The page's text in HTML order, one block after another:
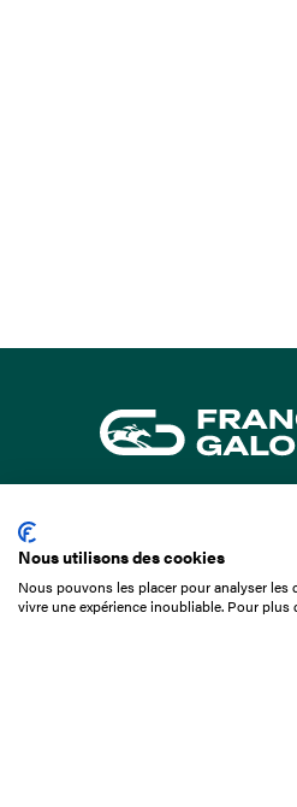
01 49 10 20 29
Nous utilisons des cookies
Nous pouvons les placer pour analyser
vivre une expérience inoubliable. Pour